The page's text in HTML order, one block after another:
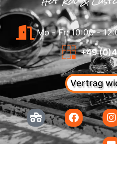
Mo - Fr: 10:00 -
+49
Vertrag